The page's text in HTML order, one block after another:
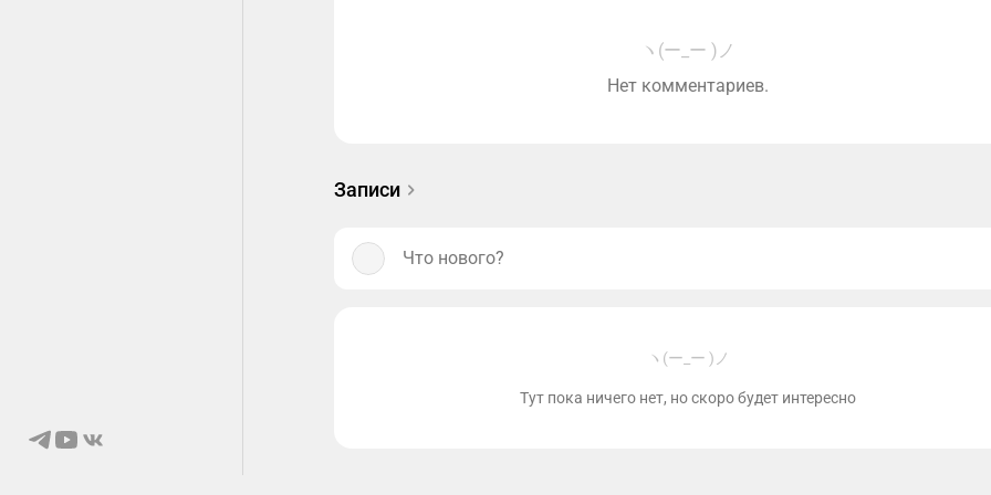
ヽ(ー_ー )ノ
Нет комментариев.
Записи
Что нового?
ヽ(ー_ー )ノ
Тут пока ничего нет, но скоро будет интересно